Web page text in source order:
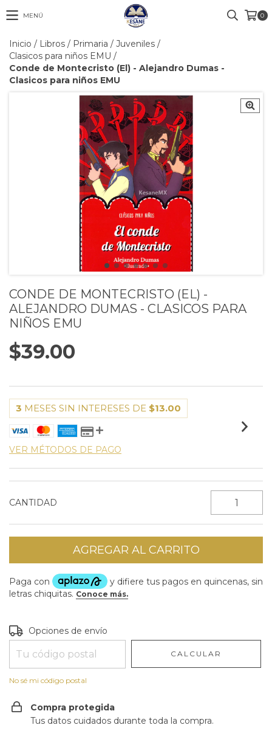
MENÚ 0
Inicio / Libros / Primaria / Juveniles /
Clasicos para niños EMU /
Conde de Montecristo (El) - Alejandro Dumas -
Clasicos para niños EMU
CONDE DE MONTECRISTO (EL) -
ALEJANDRO DUMAS - CLASICOS PARA
NIÑOS EMU
$39.00
3 MESES SIN INTERESES DE$13.00
Entregas para el CP: CAMBIAR CP
Opciones de envío
CALCULAR
Compra protegida